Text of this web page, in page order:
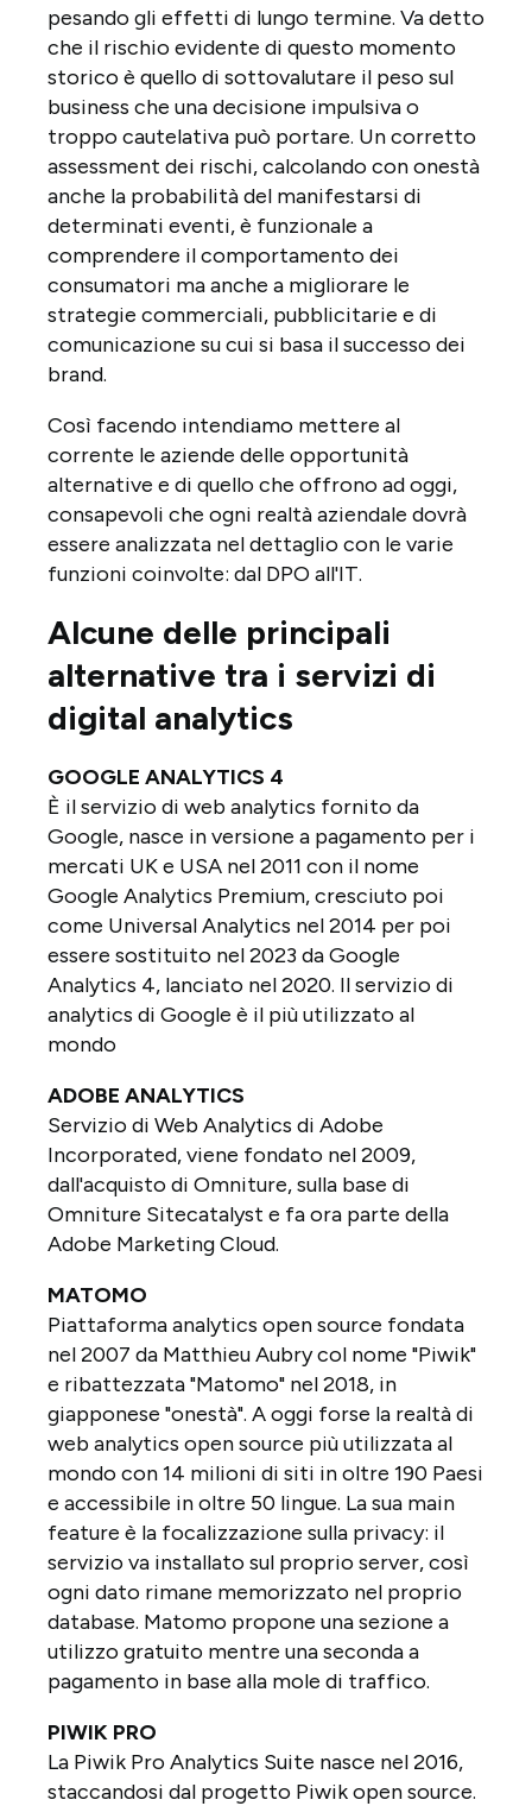
pesando gli effetti di lungo termine. Va detto
che il rischio evidente di questo momento
storico è quello di sottovalutare il peso sul
business che una decisione impulsiva o
troppo cautelativa può portare. Un corretto
assessment dei rischi, calcolando con onestà
anche la probabilità del manifestarsi di
determinati eventi, è funzionale a
comprendere il comportamento dei
consumatori ma anche a migliorare le
strategie commerciali, pubblicitarie e di
comunicazione su cui si basa il successo dei
brand.
Così facendo intendiamo mettere al
corrente le aziende delle opportunità
alternative e di quello che offrono ad oggi,
consapevoli che ogni realtà aziendale dovrà
essere analizzata nel dettaglio con le varie
funzioni coinvolte: dal DPO all'IT.
Alcune delle principali
alternative tra i servizi di
digital analytics
GOOGLE ANALYTICS 4
È il servizio di web analytics fornito da
Google, nasce in versione a pagamento per i
mercati UK e USA nel 2011 con il nome
Google Analytics Premium, cresciuto poi
come Universal Analytics nel 2014 per poi
essere sostituito nel 2023 da Google
Analytics 4, lanciato nel 2020. Il servizio di
analytics di Google è il più utilizzato al
mondo
ADOBE ANALYTICS
Servizio di Web Analytics di Adobe
Incorporated, viene fondato nel 2009,
dall'acquisto di Omniture, sulla base di
Omniture Sitecatalyst e fa ora parte della
Adobe Marketing Cloud.
MATOMO
Piattaforma analytics open source fondata
nel 2007 da Matthieu Aubry col nome "Piwik"
e ribattezzata "Matomo" nel 2018, in
giapponese "onestà". A oggi forse la realtà di
web analytics open source più utilizzata al
mondo con 14 milioni di siti in oltre 190 Paesi
e accessibile in oltre 50 lingue. La sua main
feature è la focalizzazione sulla privacy: il
servizio va installato sul proprio server, così
ogni dato rimane memorizzato nel proprio
database. Matomo propone una sezione a
utilizzo gratuito mentre una seconda a
pagamento in base alla mole di traffico.
PIWIK PRO
La Piwik Pro Analytics Suite nasce nel 2016,
staccandosi dal progetto Piwik open source.